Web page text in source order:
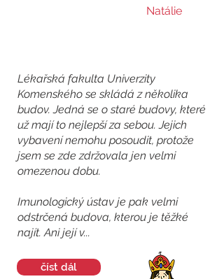
Natálie
Lékařská fakulta Univerzity
Komenského se skládá z několika
budov. Jedná se o staré budovy, které
už mají to nejlepší za sebou. Jejich
vybavení nemohu posoudit, protože
jsem se zde zdržovala jen velmi
omezenou dobu.
Imunologický ústav je pak velmi
odstrčená budova, kterou je těžké
najít. Ani její v...
číst dál